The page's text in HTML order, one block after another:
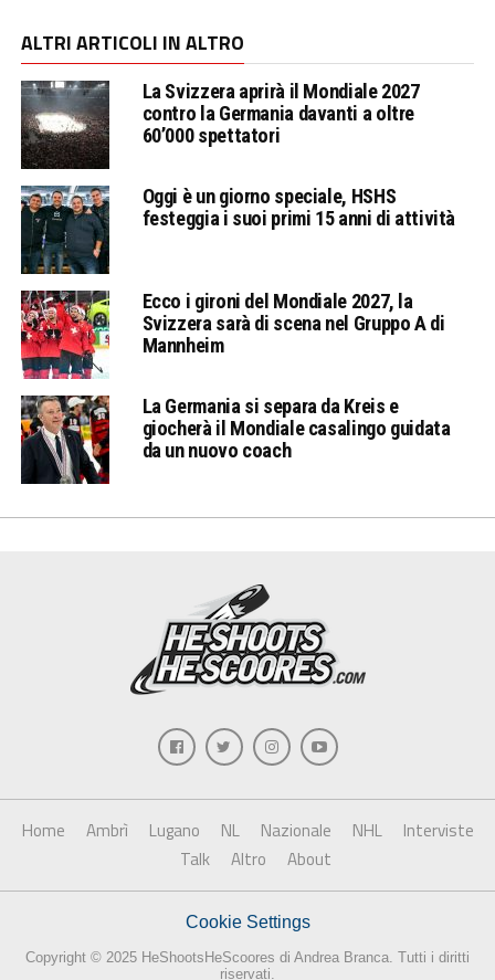
ALTRI ARTICOLI IN ALTRO
La Svizzera aprirà il Mondiale 2027
contro la Germania davanti a oltre
60’000 spettatori
Oggi è un giorno speciale, HSHS
festeggia i suoi primi 15 anni di attività
Ecco i gironi del Mondiale 2027, la
Svizzera sarà di scena nel Gruppo A di
Mannheim
La Germania si separa da Kreis e
giocherà il Mondiale casalingo guidata
da un nuovo coach
Home Ambrì Lugano NL Nazionale NHL
Interviste
Talk
Altro About
Cookie Settings
Copyright © 2025 HeShootsHeScoores di Andrea Branca. Tutti i diritti
riservati.